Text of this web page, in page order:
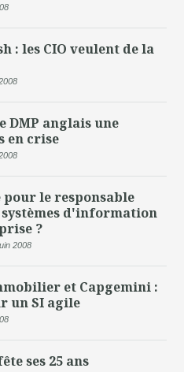
: les CIO veulent de la
DMP anglais une
en crise
pour le responsable
systèmes d'information
?
2008
et Capgemini :
un SI agile
ses 25 ans